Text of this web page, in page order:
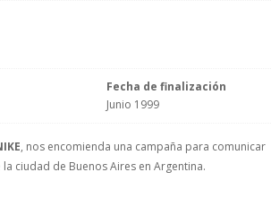
Fecha de finalización
Junio 1999
, nos encomienda una campaña para comunicar
ciudad de Buenos Aires en Argentina.